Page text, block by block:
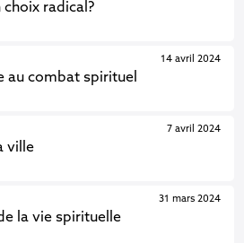
choix radical?
au combat spirituel
14 avril 2024
ville
7 avril 2024
la vie spirituelle
31 mars 2024